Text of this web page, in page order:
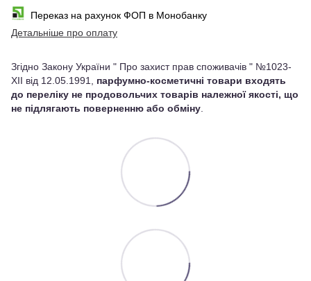
Переказ на рахунок ФОП в Монобанку
Детальніше про оплату
Згідно Закону України " Про захист прав споживачів " №1023-
XII від 12.05.1991, парфумно-косметичні товари входять
до переліку не продовольчих товарів належної якості, що
не підлягають поверненню або обміну